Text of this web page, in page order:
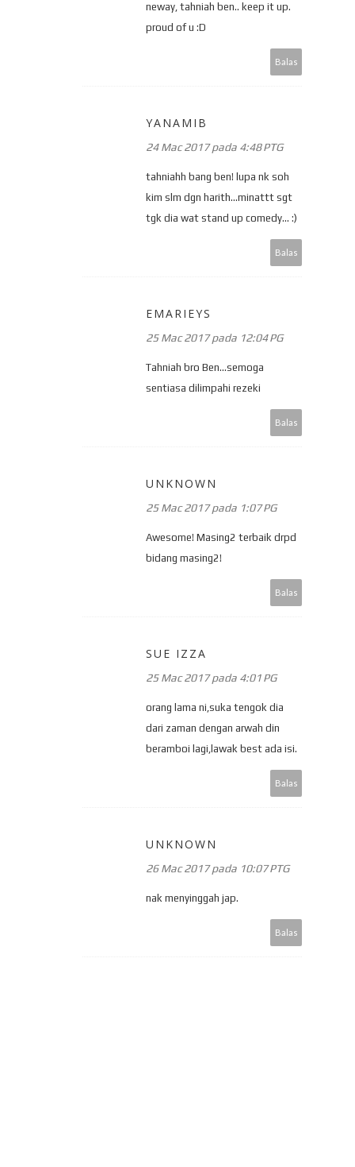
neway, tahniah ben.. keep it up.
proud of u :D
Balas
YANAMIB
24 Mac 2017 pada 4:48 PTG
tahniahh bang ben! lupa nk soh
kim slm dgn harith...minattt sgt
tgk dia wat stand up comedy... :)
Balas
EMARIEYS
25 Mac 2017 pada 12:04 PG
Tahniah bro Ben...semoga
sentiasa dilimpahi rezeki
Balas
UNKNOWN
25 Mac 2017 pada 1:07 PG
Awesome! Masing2 terbaik drpd
bidang masing2!
Balas
SUE IZZA
25 Mac 2017 pada 4:01 PG
orang lama ni,suka tengok dia
dari zaman dengan arwah din
beramboi lagi,lawak best ada isi.
Balas
UNKNOWN
26 Mac 2017 pada 10:07 PTG
nak menyinggah jap.
Balas